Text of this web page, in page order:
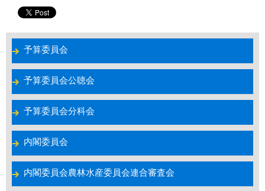
予算委員会
予算委員会公聴会
予算委員会分科会
内閣委員会
内閣委員会農林水産委員会連合審査会